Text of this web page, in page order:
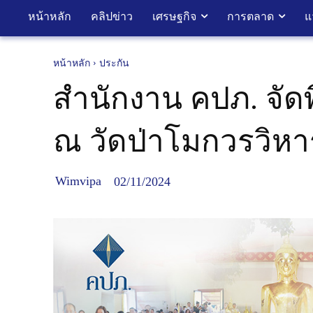
หน้าหลัก คลิปข่าว เศรษฐกิจ การตลาด
หน้าหลัก ประกัน
สำนักงาน คปภ. จัด
ณ วัดป่าโมกวรวิหา
Wimvipa 02/11/2024